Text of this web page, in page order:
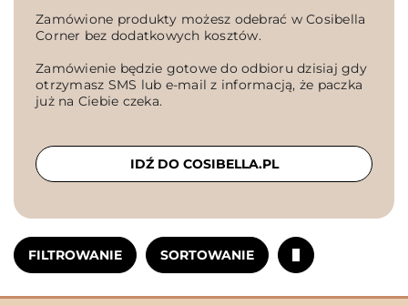
FILTROWANIE SORTOWANIE
Zamówione produkty możesz odebrać w Cosibella
Corner bez dodatkowych kosztów.
Zamówienie będzie gotowe do odbioru dzisiaj gdy
otrzymasz SMS lub e-mail z informacją, że paczka
już na Ciebie czeka.
IDŹ DO COSIBELLA.PL